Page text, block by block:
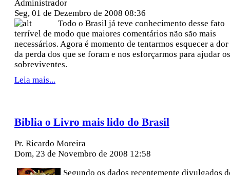
Administrador
Seg, 01 de Dezembro de 2008 08:36
Todo o Brasil já teve conhecimento desse fato
terrível de modo que maiores comentários não são mais
necessários. Agora é momento de tentarmos esquecer a dor
da perda dos que se foram e nos esforçarmos para ajudar os
sobreviventes.
Leia mais...
Biblia o Livro mais lido do Brasil
Pr. Ricardo Moreira
Dom, 23 de Novembro de 2008 12:58
Segundo os dados recentemente divulgados